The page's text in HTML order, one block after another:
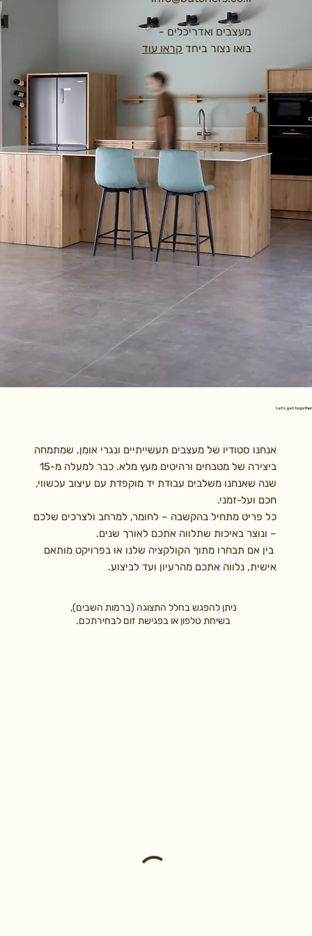
Let's get together
אנחנו סטודיו של מעצבים תעשייתיים ונגרי אומן, שמתמחה
ביצירה של מטבחים ורהיטים מעץ מלא. כבר למעלה מ-15
שנה שאנחנו משלבים עבודת יד מוקפדת עם עיצוב עכשווי,
חכם ועל-זמני.
כל פריט מתחיל בהקשבה – לחומר, למרחב ולצרכים שלכם
– ונוצר באיכות שתלווה אתכם לאורך שנים.
בין אם תבחרו מתוך הקולקציה שלנו או בפרויקט מותאם
אישית, נלווה אתכם מהרעיון ועד לביצוע.
ניתן להפגש בחלל התצוגה (ברמות השבים),
בשיחת טלפון או בפגישת זום לבחירתכם.
מעצבים ואדריכלים -
בואו נצור ביחד קראו עוד